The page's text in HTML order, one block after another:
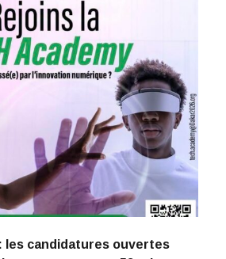
les candidatures ouvertes